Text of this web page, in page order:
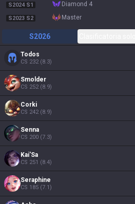
S2024 S1 diamond 4
S2023 S2 master
S2026
Todos
CS 232(8.3)
Smolder
CS 252(8.9)
Corki
CS 242(8.9)
Senna
CS 200 (7.3)
Kai'Sa
CS 251 (8.4)
Seraphine
CS 185 (7.1)